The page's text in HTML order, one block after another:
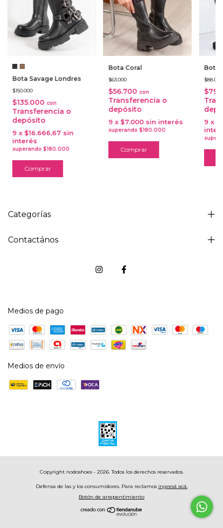
Bota Savage Londres
$150.000
$135.000 con
Transferencia o
depósito
9 x $16.666,67 sin
interés
Comprar
Bota Coral
$63.000
$56.700 con
Transferencia o
depósito
9 x $7.000 sin interés
Comprar
Bota
9 x
Categorías
Contactános
Medios de pago
Medios de envío
Copyright nodoshoes - 2026. Todos los derechos reservados.
Defensa de las y los consumidores. Para reclamos ingresá acá.
Botón de arrepentimiento